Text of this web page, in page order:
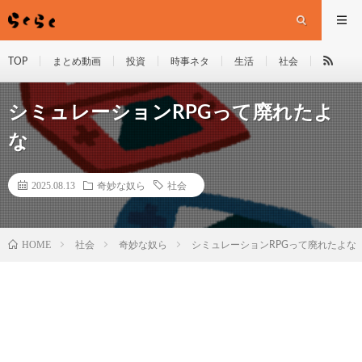
TOP まとめ動画 投資 時事ネタ 生活 社会
シミュレーションRPGって廃れたよ
な
2025.08.13 奇妙な奴ら 社会
HOME 社会 奇妙な奴ら シミュレーションRPGって廃れたよな